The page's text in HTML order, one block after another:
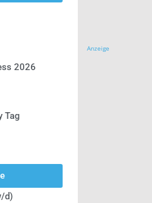
2026
Tag
d)
Anzeige